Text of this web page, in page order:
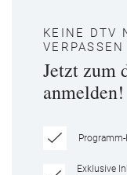
KEINE DTV
VERPASSEN
Jetzt zum
anmelden!
Exklusive